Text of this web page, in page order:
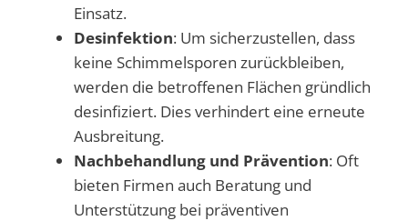
Einsatz.
Desinfektion: Um sicherzustellen, dass
keine Schimmelsporen zurückbleiben,
werden die betroffenen Flächen gründlich
desinfiziert. Dies verhindert eine erneute
Ausbreitung.
Nachbehandlung und Prävention: Oft
bieten Firmen auch Beratung und
Unterstützung bei präventiven